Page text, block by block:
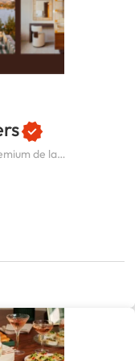
de la